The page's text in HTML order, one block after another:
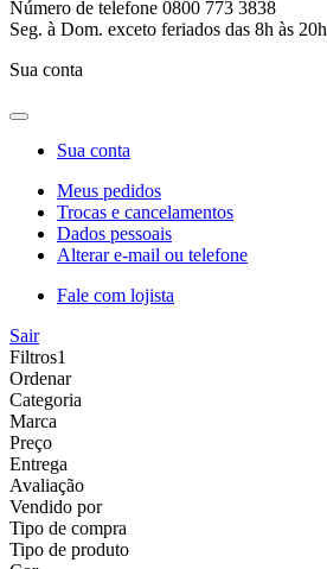
Número de telefone 0800 773 3838
Seg. à Dom. exceto feriados das 8h às 20h
Sua conta
Sua conta
Meus pedidos
Trocas e cancelamentos
Dados pessoais
Alterar e-mail ou telefone
Fale com lojista
Sair
Filtros1
Ordenar
Categoria
Marca
Preço
Entrega
Avaliação
Vendido por
Tipo de compra
Tipo de produto